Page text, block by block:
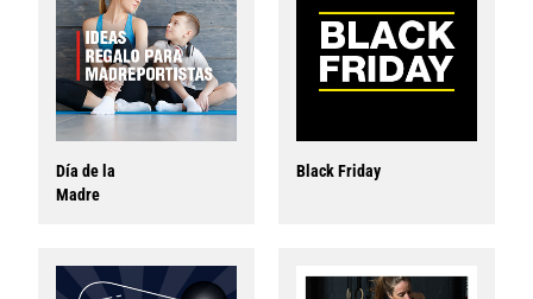
Día de la
Madre
Black Friday